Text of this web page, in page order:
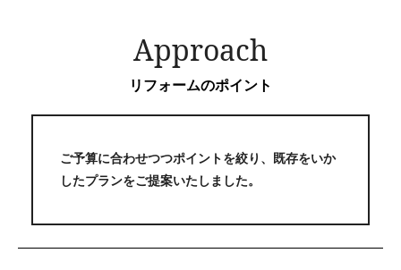
Approach
リフォームのポイント
ご予算に合わせつつポイントを絞り、既存をいか
したプランをご提案いたしました。